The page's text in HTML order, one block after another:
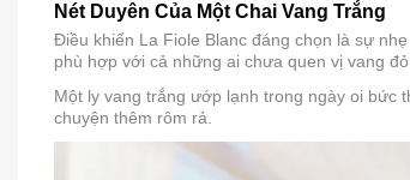
Độ Say Và Cách Bảo Quản
5 Món Ăn Kết Hợp Và So Sánh Dòng
Vang
Gợi Ý Món Ăn Đi Kèm
Mua La Fiole Côtes du Rhône
Nét Duyên Của Một Chai Vang Trắng
Điều khiến La Fiole Blanc đáng chọn là sự
phù hợp với cả những ai chưa quen vị vang
Một ly vang trắng ướp lạnh trong ngày oi bức
chuyện thêm rôm rả.